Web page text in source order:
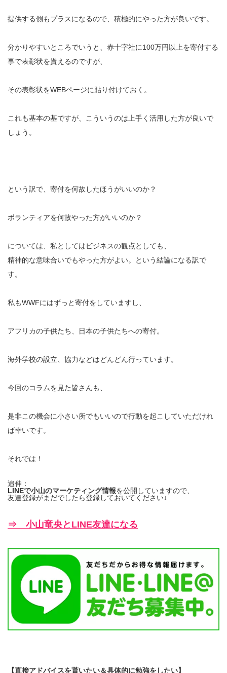
提供する側もプラスになるので、積極的にやった方が良いです。
分かりやすいところでいうと、赤十字社に100万円以上を寄付する
事で表彰状を貰えるのですが、
その表彰状をWEBページに貼り付けておく。
これも基本の基ですが、こういうのは上手く活用した方が良いで
しょう。
という訳で、寄付を何故したほうがいいのか？
ボランティアを何故やった方がいいのか？
については、私としてはビジネスの観点としても、
精神的な意味合いでもやった方がよい。という結論になる訳で
す。
私もWWFにはずっと寄付をしていますし、
アフリカの子供たち、日本の子供たちへの寄付。
海外学校の設立、協力などはどんどん行っています。
今回のコラムを見た皆さんも、
是非この機会に小さい所でもいいので行動を起こしていただけれ
ば幸いです。
それでは！
追伸：
LINEで小山のマーケティング情報を公開していますので、
友達登録がまだでしたら登録しておいてください↓
⇒ 小山竜央とLINE友達になる
【直接アドバイスを貰いたい＆具体的に勉強をしたい】